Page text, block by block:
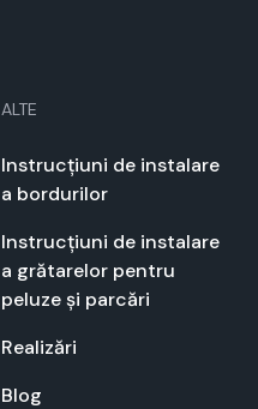
ALTE
Instrucți­u­ni de insta­lare
a bor­durilor
Instrucți­u­ni de insta­lare
a grătarelor pen­tru
peluze și par­cări
Real­izări
Blog